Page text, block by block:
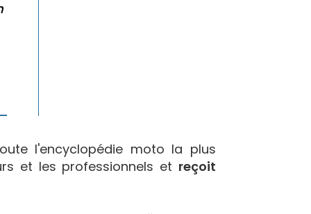
l'encyclopédie moto la plus
et les professionnels et reçoit